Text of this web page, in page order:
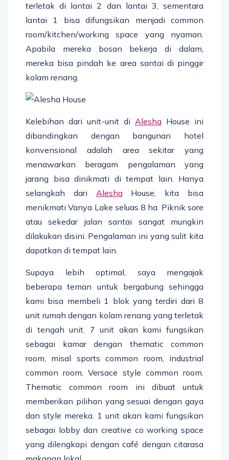
terletak di lantai 2 dan lantai 3, sementara
lantai 1 bisa difungsikan menjadi common
room/kitchen/working space yang nyaman.
Apabila mereka bosan bekerja di dalam,
mereka bisa pindah ke area santai di pinggir
kolam renang.
Kelebihan dari unit-unit di Alesha House ini
dibandingkan dengan bangunan hotel
konvensional adalah area sekitar yang
menawarkan beragam pengalaman yang
jarang bisa dinikmati di tempat lain. Hanya
selangkah dari AleshaHouse, kita bisa
menikmati Vanya Lake seluas 8 ha. Piknik sore
atau sekedar jalan santai sangat mungkin
dilakukan disini. Pengalaman ini yang sulit kita
dapatkan di tempat lain.
Supaya lebih optimal, saya mengajak
beberapa teman untuk bergabung sehingga
kami bisa membeli 1 blok yang terdiri dari 8
unit rumah dengan kolam renang yang terletak
di tengah unit. 7 unit akan kami fungsikan
sebagai kamar dengan thematic common
room, misal sports common room, industrial
common room, Versace style common room.
Thematic common room ini dibuat untuk
memberikan pilihan yang sesuai dengan gaya
dan style mereka. 1 unit akan kami fungsikan
sebagai lobby dan creative co working space
yang dilengkapi dengan café dengan citarasa